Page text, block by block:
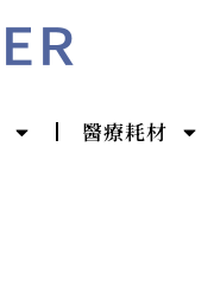
醫療耗材